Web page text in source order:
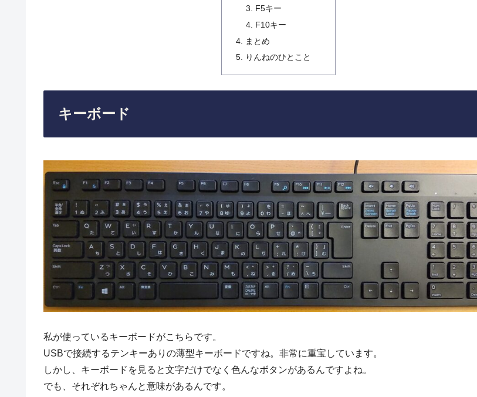
F5キー
F10キー
まとめ
りんねのひとこと
キーボード
私が使っているキーボードがこちらです。
USBで接続するテンキーありの薄型キーボードですね。非常に重宝しています。
しかし、キーボードを見ると文字だけでなく色んなボタンがあるんですよね。
でも、それぞれちゃんと意味があるんです。